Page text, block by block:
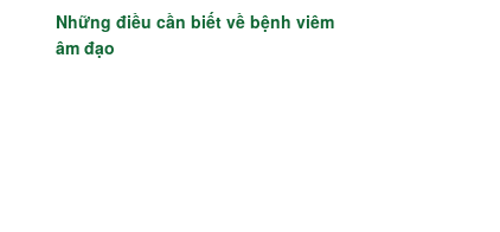
Những điều cần biết về bệnh viêm
âm đạo